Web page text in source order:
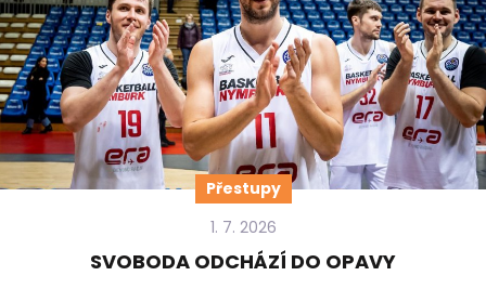
Přestupy
1. 7. 2026
SVOBODA ODCHÁZÍ DO OPAVY